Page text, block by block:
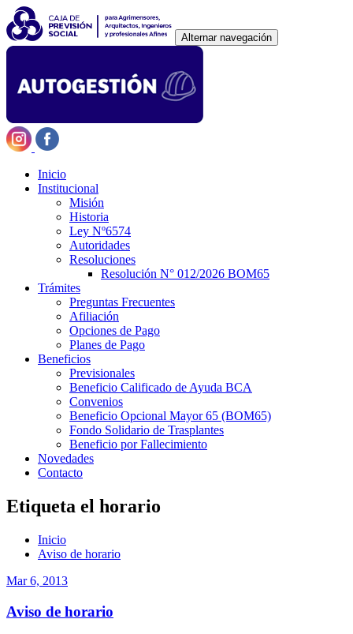
Alternar navegación
Inicio
Institucional
Misión
Historia
Ley Nº6574
Autoridades
Resoluciones
Resolución N° 012/2026 BOM65
Trámites
Preguntas Frecuentes
Afiliación
Opciones de Pago
Planes de Pago
Beneficios
Previsionales
Beneficio Calificado de Ayuda BCA
Convenios
Beneficio Opcional Mayor 65 (BOM65)
Fondo Solidario de Trasplantes
Beneficio por Fallecimiento
Novedades
Contacto
Etiqueta el horario
Inicio
Aviso de horario
Mar 6, 2013
Aviso de horario